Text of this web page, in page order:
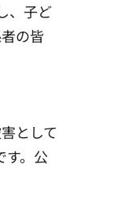
、子ど
の皆
として
す。公